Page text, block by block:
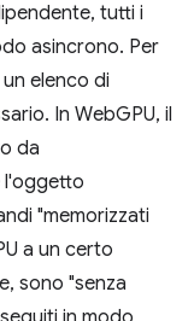
tutti i
asincrono. Per
elenco di
In WebGPU, il
da
l'oggetto
"memorizzati
a un certo
sono "senza